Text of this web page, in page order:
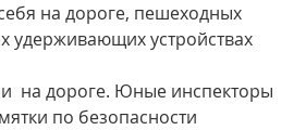
на дороге, пешеходных
удерживающих устройствах
на дороге. Юные инспекторы
по безопасности